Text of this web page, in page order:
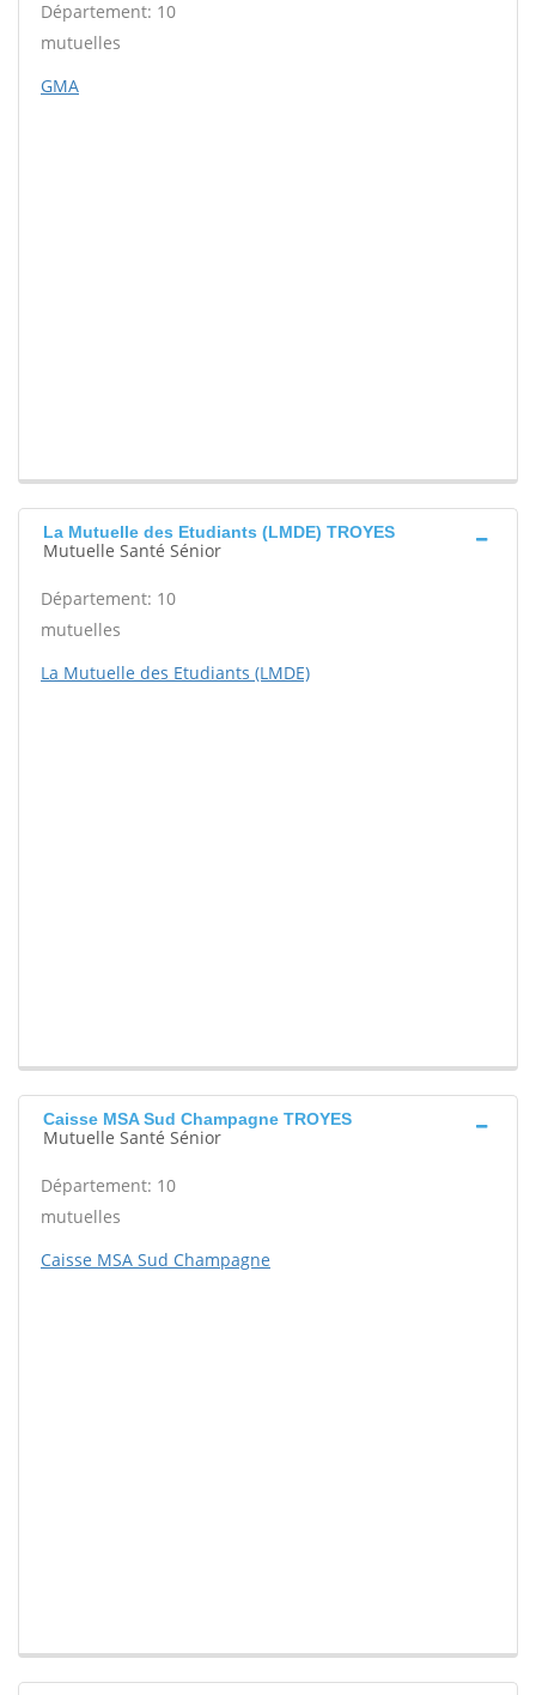
Département: 10
mutuelles
GMA
La Mutuelle des Etudiants (LMDE) TROYES
Mutuelle Santé Sénior
Département: 10
mutuelles
La Mutuelle des Etudiants (LMDE)
Caisse MSA Sud Champagne TROYES
Mutuelle Santé Sénior
Département: 10
mutuelles
Caisse MSA Sud Champagne